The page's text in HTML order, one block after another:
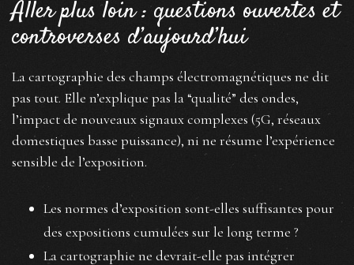
Aller plus loin : questions ouvertes et
controverses d’aujourd’hui
La cartographie des champs électromagnétiques ne dit
pas tout. Elle n’explique pas la “qualité” des ondes,
l’impact de nouveaux signaux complexes (5G, réseaux
domestiques basse puissance), ni ne résume l’expérience
sensible de l’exposition.
Les normes d’exposition sont-elles suffisantes pour
des expositions cumulées sur le long terme ?
La cartographie ne devrait-elle pas intégrer